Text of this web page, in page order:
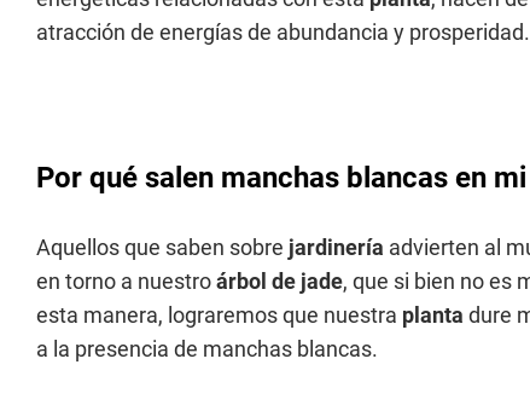
atracción de energías de abundancia y prosperidad.
Por qué salen manchas blancas en
Aquellos que saben sobre jardinería advierten al
en torno a nuestroárbol de jade, que si bien no es
esta manera, lograremos que nuestra planta dure
a la presencia de manchas blancas.